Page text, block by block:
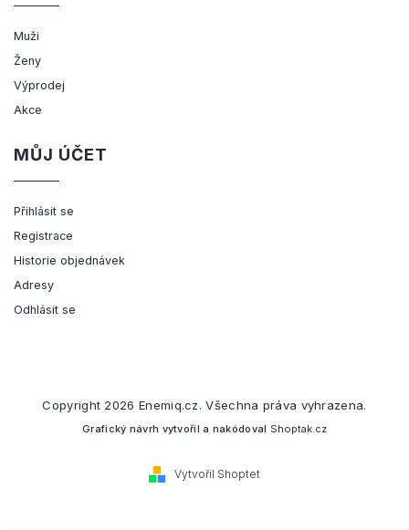
Muži
Ženy
Výprodej
Akce
MŮJ ÚČET
Přihlásit se
Registrace
Historie objednávek
Adresy
Odhlásit se
Vytvořil Shoptet
Copyright 2026 Enemiq.cz. Všechna práva vyhrazena.
Grafický návrh vytvořil a nakódoval Shoptak.cz